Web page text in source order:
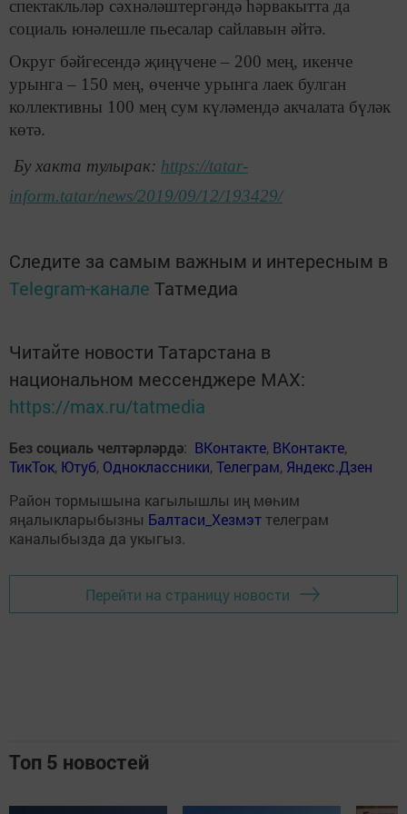
спектакльләр сәхнәләштергәндә һәрвакытта да
социаль юнәлешле пьесалар сайлавын әйтә.
Округ бәйгесендә җиңүчене – 200 мең, икенче
урынга – 150 мең, өченче урынга лаек булган
коллективны 100 мең сум күләмендә акчалата бүләк
көтә.
Бу хакта тулырак: https://tatar-
inform.tatar/news/2019/09/12/193429/
Следите за самым важным и интересным в
Telegram-канале Татмедиа
Читайте новости Татарстана в
национальном мессенджере MАХ:
https://max.ru/tatmedia
Без социаль челтәрләрдә: ВКонтакте, ВКонтакте,
ТикТок, Ютуб, Одноклассники,Телеграм, Яндекс.Дзен
Район тормышына кагылышлы иң мөһим
яңалыкларыбызны Балтаси_Хезмэт телеграм
каналыбызда да укыгыз.
Перейти на страницу новости
Топ 5 новостей